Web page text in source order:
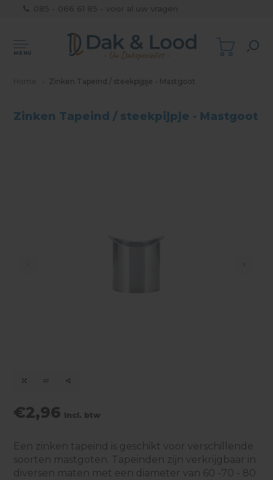
MENU
Zinken Tapeind / steekpijpje - Mastgoot
Zinken Tapeind / steekpijpje - Mastgoot
€2,96 Incl. btw
Een zinken tapeind is geschikt voor verschillende
soorten mastgoten. Tapeinden zijn verkrijgbaar in
diversen maten met een diameter van 60 -70 - 80